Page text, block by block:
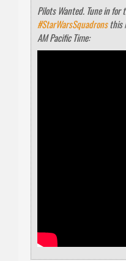
Pilots Wanted. Tune in for
#StarWarsSquadronsthis
AM Pacific Time: